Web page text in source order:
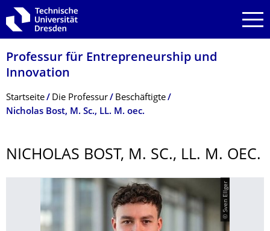
Zur Hauptnavigation springen
Zur Suche springen
Zum Inhalt springen
Professur für Entrepreneurship und
Innovation
Breadcrumb-Menü
Startseite Die Professur
Beschäftigte
Nicholas Bost, M. Sc., LL. M. oec.
NICHOLAS BOST, M. SC., LL. M. OEC.
© Sven Ellger